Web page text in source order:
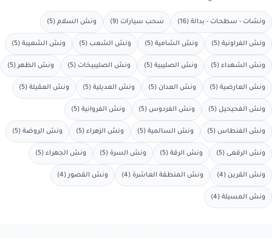
ونشات - سطحات - بدالة (16) سحب سيارات (9) ونش السلام (5)
ونش الفراونية (5) ونش الشامية (5) ونش الشعب (5) ونش الشعيبة (5)
ونش الشهداء (5) ونش الصليبية (5) ونش الصليبيخات (5) ونش الظهر (5)
ونش العارضية (5) ونش العدان (5) ونش العديلية (5) ونش العقيلة (5)
ونش الفحيحيل (5) ونش الفردوس (5) ونش الفروانية (5)
ونش الفنطاس (5) ونش السالمية (5) ونش الزهراء (5) ونش الروضة (5)
ونش الرقعى (5) ونش الرقة (5) ونش السرة (5) ونش الجهراء (5)
ونش القرين (4) ونش المنطقة العاشرة (4) ونش القصور (4)
ونش المسيلة (4)